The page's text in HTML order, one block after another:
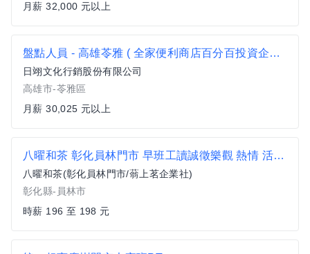
月薪 32,000 元以上
盤點人員 - 高雄苓雅 ( 全家便利商店百分百投資企業 )
日翊文化行銷股份有限公司
高雄市-苓雅區
月薪 30,025 元以上
八曜和茶 彰化員林門市 早班工讀誠徵樂觀 熱情 活潑的你 飲料店門市人員
八曜和茶(彰化員林門市/蓊上茗企業社)
彰化縣-員林市
時薪 196 至 198 元